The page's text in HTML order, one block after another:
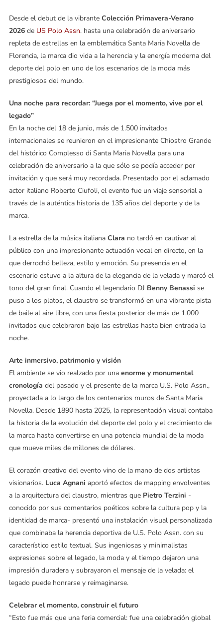
Desde el debut de la vibrante Colección Primavera-Verano
2026de US Polo Assn. hasta una celebración de aniversario
repleta de estrellas en la emblemática Santa Maria Novella de
Florencia, la marca dio vida a la herencia y la energía moderna del
deporte del polo en uno de los escenarios de la moda más
prestigiosos del mundo.
Una noche para recordar: “Juega por el momento, vive por el
legado”
En la noche del 18 de junio, más de 1.500 invitados
internacionales se reunieron en el impresionante Chiostro Grande
del histórico Complesso di Santa Maria Novella para una
celebración de aniversario a la que sólo se podía acceder por
invitación y que será muy recordada. Presentado por el aclamado
actor italiano Roberto Ciufoli, el evento fue un viaje sensorial a
través de la auténtica historia de 135 años del deporte y de la
marca.
La estrella de la música italiana Clara no tardó en cautivar al
público con una impresionante actuación vocal en directo, en la
que derrochó belleza, estilo y emoción. Su presencia en el
escenario estuvo a la altura de la elegancia de la velada y marcó el
tono del gran final. Cuando el legendario DJ Benny Benassi se
puso a los platos, el claustro se transformó en una vibrante pista
de baile al aire libre, con una fiesta posterior de más de 1.000
invitados que celebraron bajo las estrellas hasta bien entrada la
noche.
Arte inmersivo, patrimonio y visión
El ambiente se vio realzado por una enorme y monumental
cronología del pasado y el presente de la marca U.S. Polo Assn.,
proyectada a lo largo de los centenarios muros de Santa Maria
Novella. Desde 1890 hasta 2025, la representación visual contaba
la historia de la evolución del deporte del polo y el crecimiento de
la marca hasta convertirse en una potencia mundial de la moda
que mueve miles de millones de dólares.
El corazón creativo del evento vino de la mano de dos artistas
visionarios. Luca Agnani aportó efectos de mapping envolventes
a la arquitectura del claustro, mientras que Pietro Terzini -
conocido por sus comentarios poéticos sobre la cultura pop y la
identidad de marca- presentó una instalación visual personalizada
que combinaba la herencia deportiva de U.S. Polo Assn. con su
característico estilo textual. Sus ingeniosas y minimalistas
expresiones sobre el legado, la moda y el tiempo dejaron una
impresión duradera y subrayaron el mensaje de la velada: el
legado puede honrarse y reimaginarse.
Celebrar el momento, construir el futuro
“Esto fue más que una feria comercial: fue una celebración global